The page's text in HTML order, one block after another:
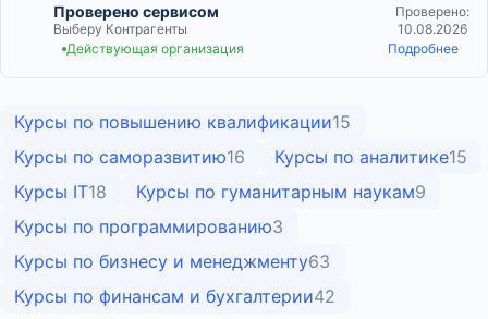
Проверено сервисом
Выберу Контрагенты
Проверено:
10.08.2026
Действующая организация
Подробнее
Курсы по повышению квалификации15
Курсы по саморазвитию16 Курсы по аналитике15
Курсы IT18 Курсы по гуманитарным наукам9
Курсы по программированию3
Курсы по бизнесу и менеджменту63
Курсы по финансам и бухгалтерии42